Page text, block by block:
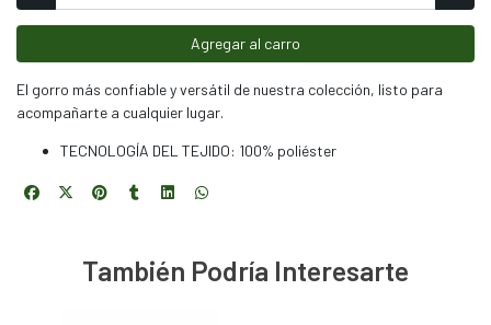
Agregar al carro
El gorro más confiable y versátil de nuestra colección, listo para
acompañarte a cualquier lugar.
TECNOLOGÍA DEL TEJIDO: 100% poliéster
También Podría Interesarte